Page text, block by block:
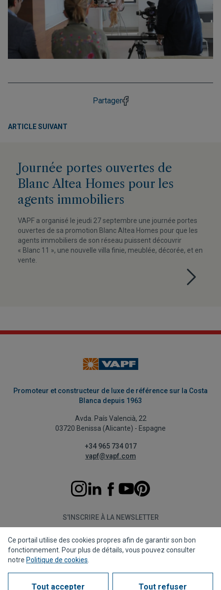
Partager
ARTICLE SUIVANT
Journée portes ouvertes de
Blanc Altea Homes pour les
agents immobiliers
VAPF a organisé le jeudi 27 septembre une journée portes
ouvertes de sa promotion Blanc Altea Homes pour que les
agents immobiliers de son réseau puissent découvrir
« Blanc 11 », une nouvelle villa finie, meublée, décorée, et en
vente.
Promoteur et constructeur de luxe de référence sur la Costa
Blanca depuis 1963
Avda. País Valencià, 22
03720 Benissa (Alicante) - Espagne
+34 965 734 017
vapf@vapf.com
S'INSCRIRE À LA NEWSLETTER
S'abonner
Ce portail utilise des cookies propres afin de garantir son bon
fonctionnement. Pour plus de détails, vous pouvez consulter
notre Politique de cookies
Tout accepter Tout refuser